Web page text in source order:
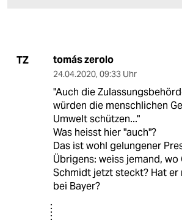
TZ tomás zerolo
24.04.2020, 09:33 Uhr
"Auch die
würden die menschlichen
Umwelt schützen..."
Was heisst hier "auch"?
Das ist wohl gelungener
Übrigens: weiss jemand, wo
Schmidt jetzt steckt? Hat er
bei Bayer?